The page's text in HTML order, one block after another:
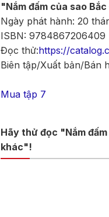
"Nắm đấm của sao
Ngày phát hành: 20
ISBN: 9784867206409
Đọc thử:https://
Biên tập/Xuất bản/Bán
Mua tập 7
Hãy thử đọc "Nắm
khác"!